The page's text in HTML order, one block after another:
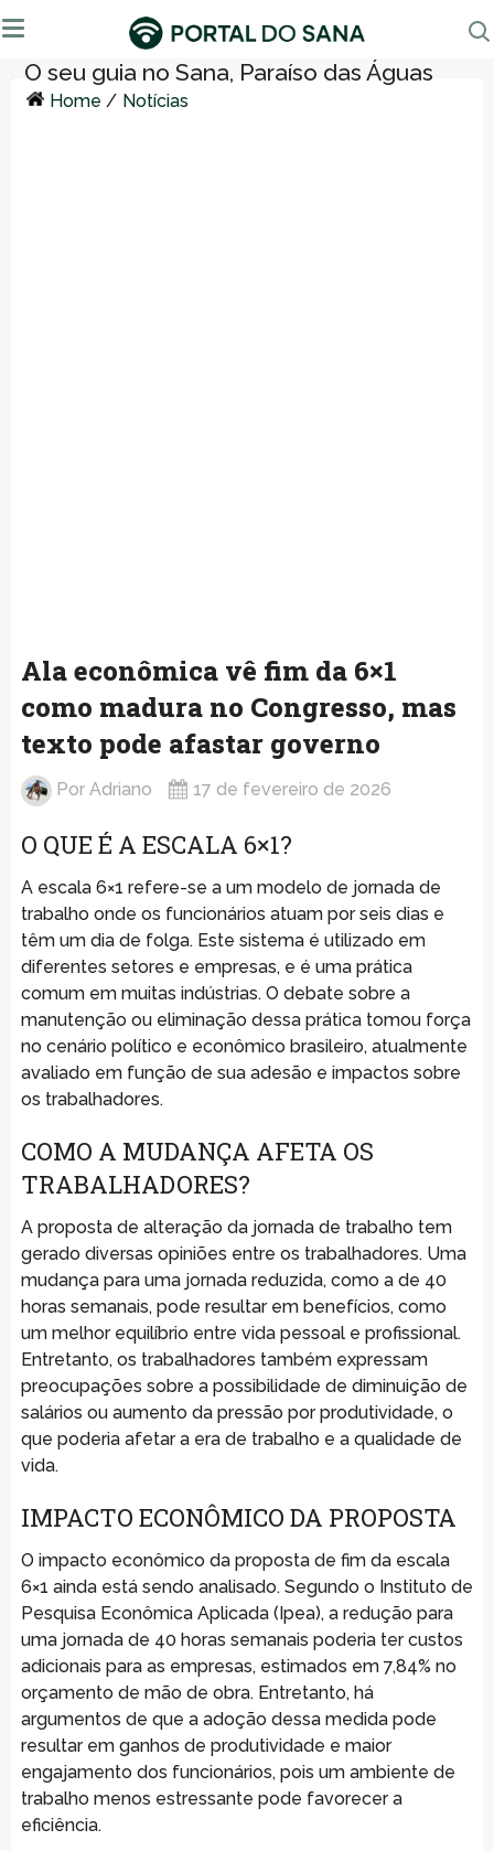
Home / Notícias
Ala econômica vê fim da 6×1
como madura no Congresso, mas
texto pode afastar governo
Por Adriano 17 de fevereiro de 2026
O QUE É A ESCALA 6×1?
A escala 6×1 refere-se a um modelo de jornada de
trabalho onde os funcionários atuam por seis dias e
têm um dia de folga. Este sistema é utilizado em
diferentes setores e empresas, e é uma prática
comum em muitas indústrias. O debate sobre a
manutenção ou eliminação dessa prática tomou força
no cenário político e econômico brasileiro, atualmente
avaliado em função de sua adesão e impactos sobre
os trabalhadores.
COMO A MUDANÇA AFETA OS
TRABALHADORES?
A proposta de alteração da jornada de trabalho tem
gerado diversas opiniões entre os trabalhadores. Uma
mudança para uma jornada reduzida, como a de 40
horas semanais, pode resultar em benefícios, como
um melhor equilíbrio entre vida pessoal e profissional.
Entretanto, os trabalhadores também expressam
preocupações sobre a possibilidade de diminuição de
salários ou aumento da pressão por produtividade, o
que poderia afetar a era de trabalho e a qualidade de
vida.
IMPACTO ECONÔMICO DA PROPOSTA
O impacto econômico da proposta de fim da escala
6×1 ainda está sendo analisado. Segundo o Instituto de
Pesquisa Econômica Aplicada (Ipea), a redução para
uma jornada de 40 horas semanais poderia ter custos
adicionais para as empresas, estimados em 7,84% no
orçamento de mão de obra. Entretanto, há
argumentos de que a adoção dessa medida pode
resultar em ganhos de produtividade e maior
engajamento dos funcionários, pois um ambiente de
trabalho menos estressante pode favorecer a
eficiência.